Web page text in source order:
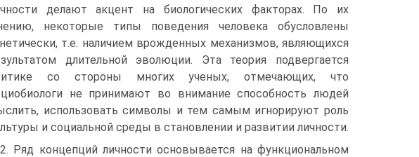
делают акцент на биологических факторах. По их
некоторые типы поведения человека обусловлены
т.е. наличием врожденных механизмов, являющихся
длительной эволюции. Эта теория подвергается
со стороны многих ученых, отмечающих, что
не принимают во внимание способность людей
использовать символы и тем самым игнорируют роль
и социальной среды в становлении и развитии личности.
2. Ряд концепций личности основывается на функциональном